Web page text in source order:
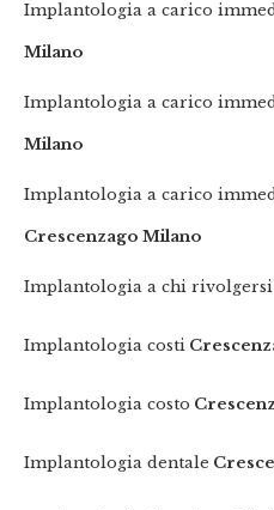
Implantologia a carico
Milano
Implantologia a carico
Milano
Implantologia a carico
Crescenzago Milano
Implantologia a chi rivolgersi
Implantologia costi
Implantologia costo
Implantologia dentale